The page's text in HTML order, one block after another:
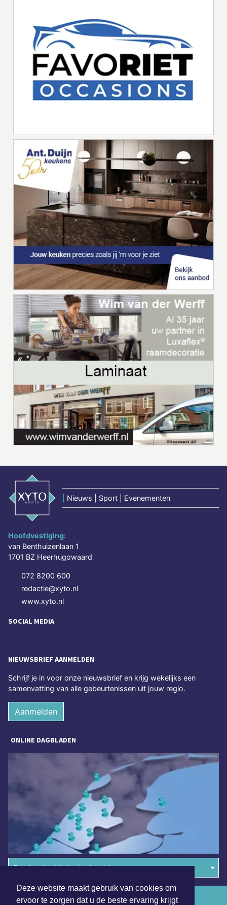
Deze website maakt gebruik van cookies om
ervoor te zorgen dat u de beste ervaring krijgt
Nieuws | Sport | Evenementen
Hoofdvestiging:
van Benthuizenlaan 1
1701 BZ Heerhugowaard
072 8200 600
redactie@xyto.nl
www.xyto.nl
SOCIAL MEDIA
NIEUWSBRIEF AANMELDEN
Schrijf je in voor onze nieuwsbrief en krijg wekelijks een
samenvatting van alle gebeurtenissen uit jouw regio.
Aanmelden
ONLINE DAGBLADEN
Overige dagbladen in de regio
Algemene voorwaarden